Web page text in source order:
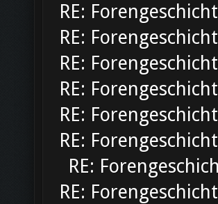
RE:
RE:
RE:
RE:
RE:
RE:
RE:
RE: